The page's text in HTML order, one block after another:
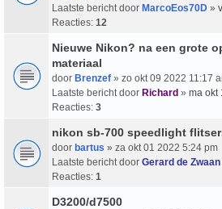
Laatste bericht door MarcoEos70D »
Reacties: 12
Nieuwe Nikon? na een grote
materiaal
door Brenzef » zo okt 09 2022 11:17
Laatste bericht door Richard » ma okt
Reacties: 3
nikon sb-700 speedlight
door bartus » za okt 01 2022 5:24 pm
Laatste bericht door Gerard de Zwaan
Reacties: 1
D3200/d7500